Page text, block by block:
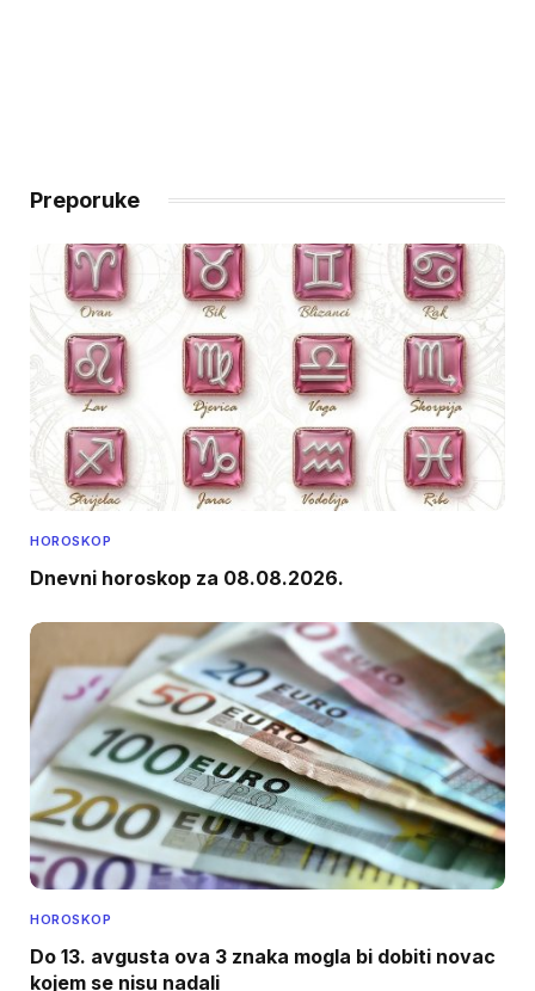
Preporuke
HOROSKOP
Dnevni horoskop za 08.08.2026.
HOROSKOP
Do 13. avgusta ova 3 znaka mogla bi dobiti novac
kojem se nisu nadali